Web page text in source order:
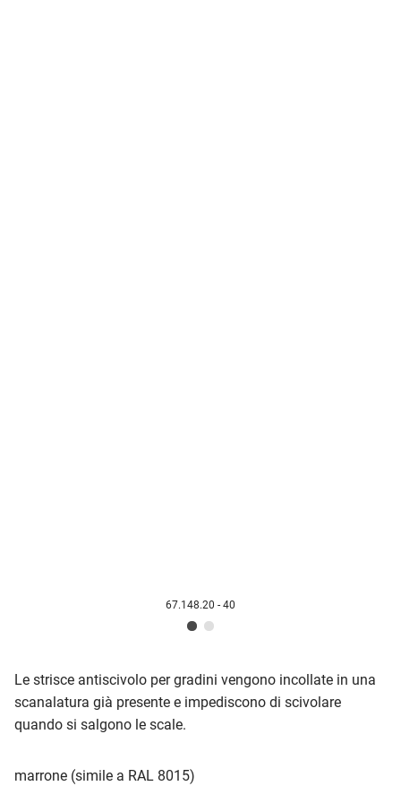
67.148.20 - 40
Le strisce antiscivolo per gradini vengono incollate in una
scanalatura già presente e impediscono di scivolare
quando si salgono le scale.
marrone (simile a RAL 8015)